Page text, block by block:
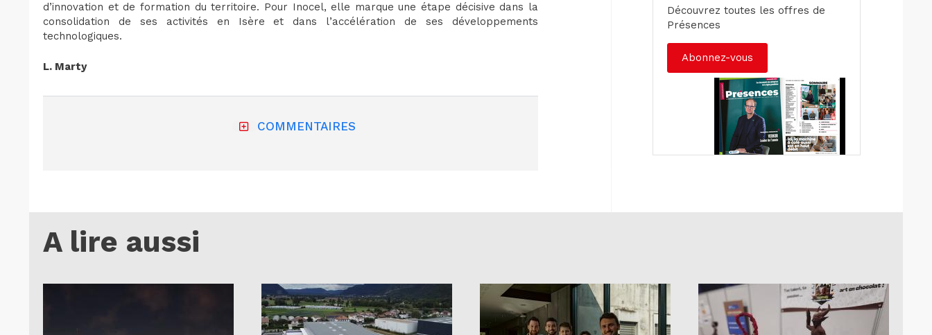
d’innovation et de formation du territoire. Pour Inocel, elle marque une étape décisive dans la
consolidation de ses activités en Isère et dans l’accélération de ses développements
technologiques.
L. Marty
COMMENTAIRES
Découvrez toutes les offres de
Présences
Abonnez-vous
A lire aussi